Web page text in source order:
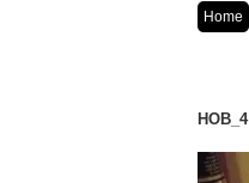
Home
HOB_4